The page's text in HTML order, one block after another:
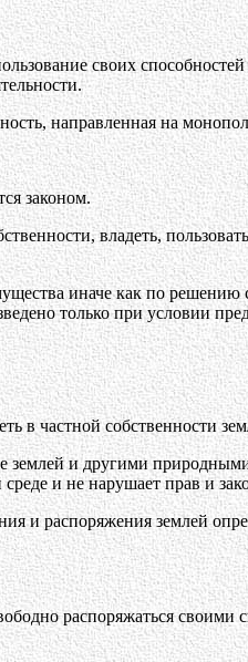
своих
направленная на
законом.
владеть,
иначе как по решению
только при условии
в частной собственности
землей и другими
и не нарушает прав и
и распоряжения землей
распоряжаться своими